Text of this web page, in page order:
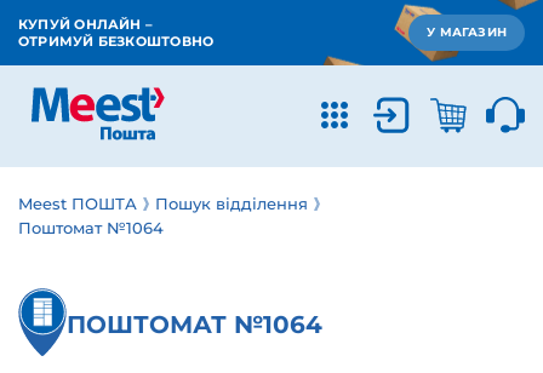
КУПУЙ ОНЛАЙН –
ОТРИМУЙ БЕЗКОШТОВНО
У МАГАЗИН
Meest ПОШТА
Пошук відділення
Поштомат №1064
ПОШТОМАТ №1064